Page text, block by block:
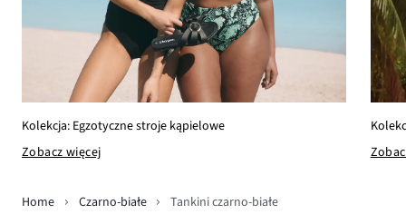
Kolekcja: Egzotyczne stroje kąpielowe
Zobacz więcej
Home Czarno-białe Tankini czarno-białe